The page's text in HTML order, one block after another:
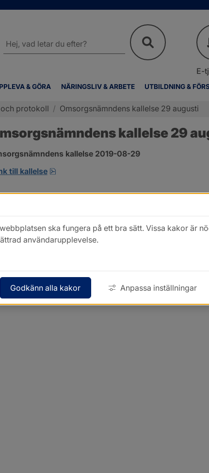
& GÖRA NÄRINGSLIV & ARBETE UTBILDNING &
webbplatsen
E-
protokoll / Omsorgsnämndens kallelse 29 augusti
kallelse 29
kallelse 2019-08-29
till kallelse
pdf, öppnas i nytt fönster.
ska fungera på ett bra sätt. Vissa kakor är
användarupplevelse.
Godkänn alla kakor Anpassa inställningar